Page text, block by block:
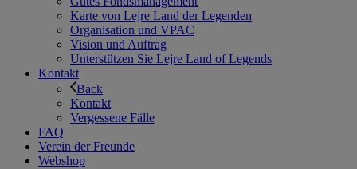
Karte von Lejre Land der Legenden
Organisation und VPAC
Vision und Auftrag
Unterstützen Sie Lejre Land of Legends
Kontakt
Back
Kontakt
Vergessene Fälle
FAQ
Verein der Freunde
Webshop